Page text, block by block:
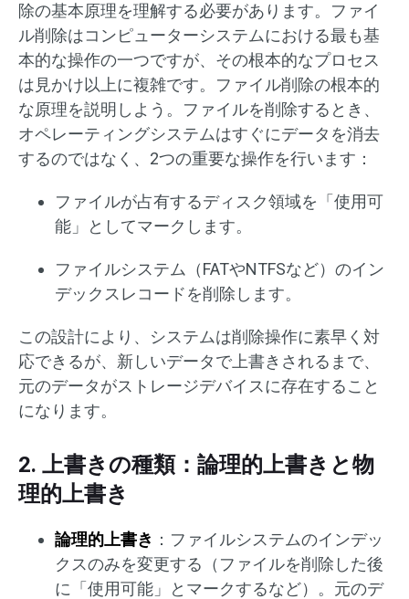
除の基本原理を理解する必要があります。ファイ
ル削除はコンピューターシステムにおける最も基
本的な操作の一つですが、その根本的なプロセス
は見かけ以上に複雑です。ファイル削除の根本的
な原理を説明しよう。ファイルを削除するとき、
オペレーティングシステムはすぐにデータを消去
するのではなく、2つの重要な操作を行います：
ファイルが占有するディスク領域を「使用可
能」としてマークします。
ファイルシステム（FATやNTFSなど）のイン
デックスレコードを削除します。
この設計により、システムは削除操作に素早く対
応できるが、新しいデータで上書きされるまで、
元のデータがストレージデバイスに存在すること
になります。
2. 上書きの種類：論理的上書きと物
理的上書き
論理的上書き ：ファイルシステムのインデッ
クスのみを変更する（ファイルを削除した後
に「使用可能」とマークするなど）。元のデ